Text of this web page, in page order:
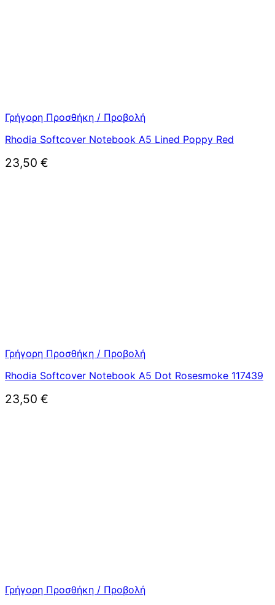
Γρήγορη Προσθήκη / Προβολή
Rhodia Softcover Notebook A5 Lined Poppy Red
23,50 €
Γρήγορη Προσθήκη / Προβολή
Rhodia Softcover Notebook A5 Dot Rosesmoke 117439
23,50 €
Γρήγορη Προσθήκη / Προβολή